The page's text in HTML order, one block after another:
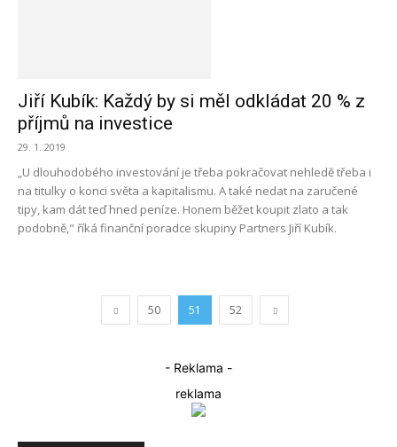
Jiří Kubík: Každý by si měl odkládat 20 % z
příjmů na investice
29. 1. 2019
„U dlouhodobého investování je třeba pokračovat nehledě třeba i
na titulky o konci světa a kapitalismu. A také nedat na zaručené
tipy, kam dát teď hned peníze. Honem běžet koupit zlato a tak
podobně," říká finanční poradce skupiny Partners Jiří Kubík.
50 51 52
- Reklama -
reklama